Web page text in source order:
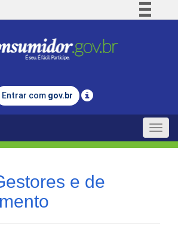
Comunica BR
Legislação
Entrar com gov.br
Toggle
e de